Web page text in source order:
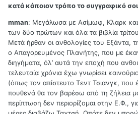
κατά κάποιον τρόπο το συγγραφικό
mman: Μεγάλωσα με Ασίμωφ, Κλαρκ και
των δύο πρώτων και όλα τα βιβλία
Μετά ήρθαν οι ανθολογίες του Εξάντα,
ο Απαγορευμένος Πλανήτης, που με
διηγήματα, όλ’ αυτά την εποχή που
τελευταία χρόνια έχω γνωρίσει
(όπως τον απίστευτο Τεντ Τσιανγκ, που
πουθενά θα τον βαρέσω από τη ζήλεια
περίπτωση δεν περιορίζομαι στην Ε.Φ.,